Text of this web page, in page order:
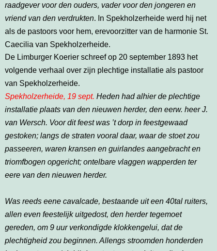
raadgever voor den ouders, vader voor den jongeren en
vriend van den verdrukten. In Spekholzerheide werd hij net
als de pastoors voor hem, erevoorzitter van de harmonie St.
Caecilia van Spekholzerheide.
De Limburger Koerier schreef op 20 september 1893 het
volgende verhaal over zijn plechtige installatie als pastoor
van Spekholzerheide.
Spekholzerheide, 19 sept. Heden had alhier de plechtige
installatie plaats van den nieuwen herder, den eerw. heer J.
van Wersch. Voor dit feest was ’t dorp in feestgewaad
gestoken; langs de straten vooral daar, waar de stoet zou
passeeren, waren kransen en guirlandes aangebracht en
triomfbogen opgericht; ontelbare vlaggen wapperden ter
eere van den nieuwen herder.
Was reeds eene cavalcade, bestaande uit een 40tal ruiters,
allen even feestelijk uitgedost, den herder tegemoet
gereden, om 9 uur verkondigde klokkengelui, dat de
plechtigheid zou beginnen. Allengs stroomden honderden